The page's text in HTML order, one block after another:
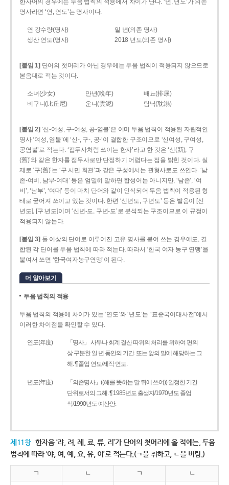
한자어의 경우에는 두음 법칙의 적용에서 차이가 난다. ‘년, 년도’가 의존
명사라면 ‘연, 연도’는 명사이다.
연 강수량(명사)
일 년(의존 명사)
생산 연도(명사)
2018 년도(의존 명사)
[붙임 1] 단어의 첫머리가 아닌 경우에는 두음 법칙이 적용되지 않으므로
본음대로 적는 것이다.
소녀(少女) 만년(晩年)
배뇨(排尿)
비구니(比丘尼)
운니(雲泥) 탐닉(耽溺)
[붙임 2] ‘신-여성, 구-여성, 공-염불’은 이미 두음 법칙이 적용된 자립적인
명사 ‘여성, 염불’에 ‘신-, 구-, 공-’이 결합한 구조이므로 ‘신여성, 구여성,
공염불’로 적는다. ‘접두사처럼 쓰이는 한자’라고 한 것은 ‘신(新), 구
(舊)’와 같은 한자를 접두사로만 단정하기 어렵다는 점을 밝힌 것이다. 실
제로 ‘구(舊)’는 ‘구 시민 회관’과 같은 구성에서는 관형사로도 쓰인다. ‘남
존­-여비, 남부-­여대’ 등은 엄밀히 말하면 합성어는 아니지만, ‘남존’, ‘여
비’, ‘남부’, ‘여대’ 등이 마치 단어와 같이 인식되어 두음 법칙이 적용된 형
태로 굳어져 쓰이고 있는 것이다. 한편 ‘신년도, 구년도’ 등은 발음이 [신
년도], [구ː년도]이며 ‘신년­-도, 구년-­도’로 분석되는 구조이므로 이 규정이
적용되지 않는다.
[붙임 3] 둘 이상의 단어로 이루어진 고유 명사를 붙여 쓰는 경우에도, 결
합된 각 단어를 두음 법칙에 따라 적는다. 따라서 ‘한국 여자 농구 연맹’을
붙여서 쓰면 ‘한국여자농구연맹’이 된다.
더 알아보기
두음 법칙의 적용
두음 법칙의 적용에 차이가 있는 ‘연도’와 ‘년도’는 “표준국어대사전”에서
이러한 차이점을 확인할 수 있다.
연도(年度)
「명사」 사무나 회계 결산 따위의 처리를 위하여 편의
상 구분한 일 년 동안의 기간. 또는 앞의 말에 해당하는 그
해. ¶ 졸업 연도/제작 연도.
년도(年度)
「의존명사」((해를 뜻하는 말 뒤에 쓰여)) 일정한 기간
단위로서의 그해. ¶ 1985년도 출생자/1970년도 졸업
식/1990년도 예산안.
제11항 한자음 ‘랴, 려, 례, 료, 류, 리’가 단어의 첫머리에 올 적에는, 두음
법칙에 따라 ‘야, 여, 예, 요, 유, 이’로 적는다.(ㄱ을 취하고, ㄴ을 버림.)
ㄱ ㄴ ㄱ ㄴ